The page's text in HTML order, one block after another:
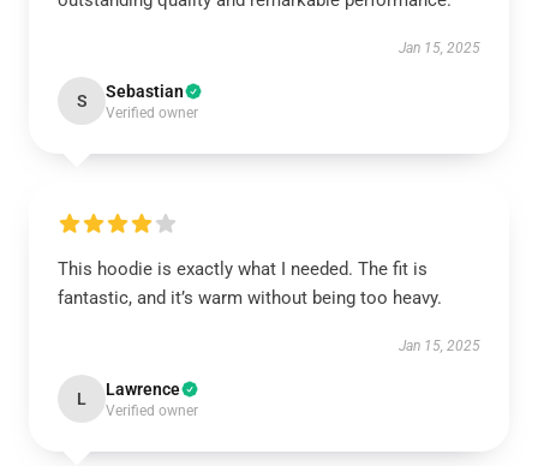
Jan 15, 2025
S Sebastian
Verified owner
This hoodie is exactly what I needed. The fit is
fantastic, and it’s warm without being too heavy.
Jan 15, 2025
L Lawrence
Verified owner